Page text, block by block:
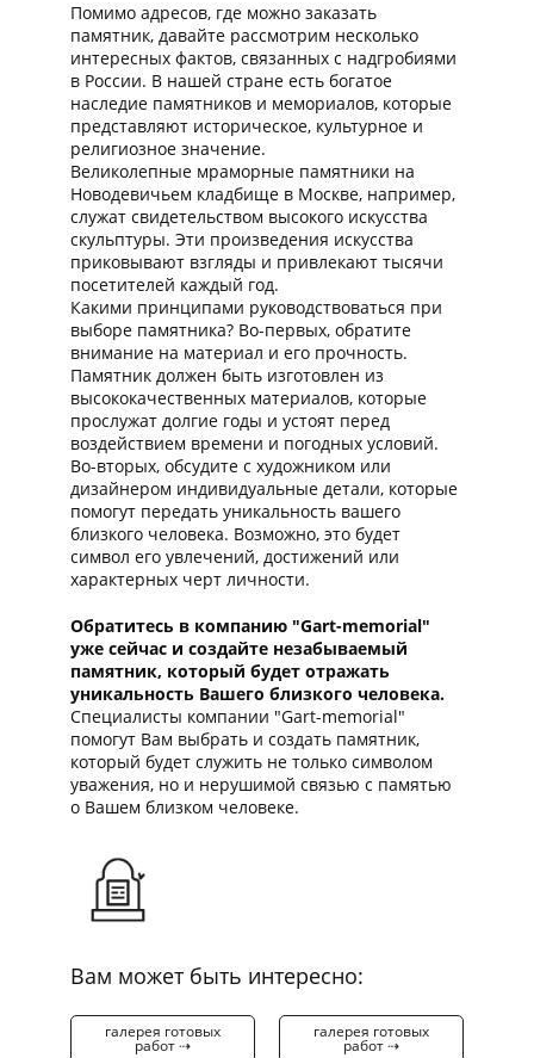
Помимо адресов, где можно заказать
памятник, давайте рассмотрим несколько
интересных фактов, связанных с надгробиями
в России. В нашей стране есть богатое
наследие памятников и мемориалов, которые
представляют историческое, культурное и
религиозное значение.
Великолепные мраморные памятники на
Новодевичьем кладбище в Москве, например,
служат свидетельством высокого искусства
скульптуры. Эти произведения искусства
приковывают взгляды и привлекают тысячи
посетителей каждый год.
Какими принципами руководствоваться при
выборе памятника? Во-первых, обратите
внимание на материал и его прочность.
Памятник должен быть изготовлен из
высококачественных материалов, которые
прослужат долгие годы и устоят перед
воздействием времени и погодных условий.
Во-вторых, обсудите с художником или
дизайнером индивидуальные детали, которые
помогут передать уникальность вашего
близкого человека. Возможно, это будет
символ его увлечений, достижений или
характерных черт личности.
Обратитесь в компанию "Gart-memorial"
уже сейчас и создайте незабываемый
памятник, который будет отражать
уникальность Вашего близкого человека.
Специалисты компании "Gart-memorial"
помогут Вам выбрать и создать памятник,
который будет служить не только символом
уважения, но и нерушимой связью с памятью
о Вашем близком человеке.
Вам может быть интересно:
галерея готовых
работ ⇢
галерея готовых
работ ⇢